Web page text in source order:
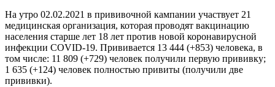
На утро 02.02.2021 в прививочной кампании участвует 21
медицинская организация, которая проводят вакцинацию
населения старше лет 18 лет против новой коронавирусной
инфекции COVID-19. Прививается 13 444 (+853) человека, в
том числе: 11 809 (+729) человек получили первую прививку;
1 635 (+124) человек полностью привиты (получили две
прививки).